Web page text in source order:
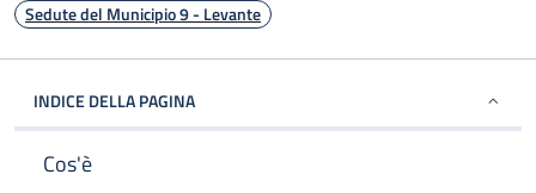
Sedute del Municipio 9 - Levante
INDICE DELLA PAGINA
Cos'è